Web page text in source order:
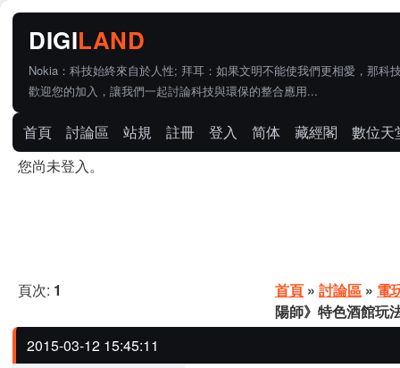
Nokia：科技始終來自於人性; 拜耳：如果文明不能使我們更相愛，那科
歡迎您的加入，讓我們一起討論科技與環保的整合應用...
首頁 討論區 站規 註冊 登入 简体 藏經閣
數位天
您尚未登入。
頁次: 1 首頁 » 討論區 » 電
陽師》特色酒館玩
2015-03-12 15:45:11